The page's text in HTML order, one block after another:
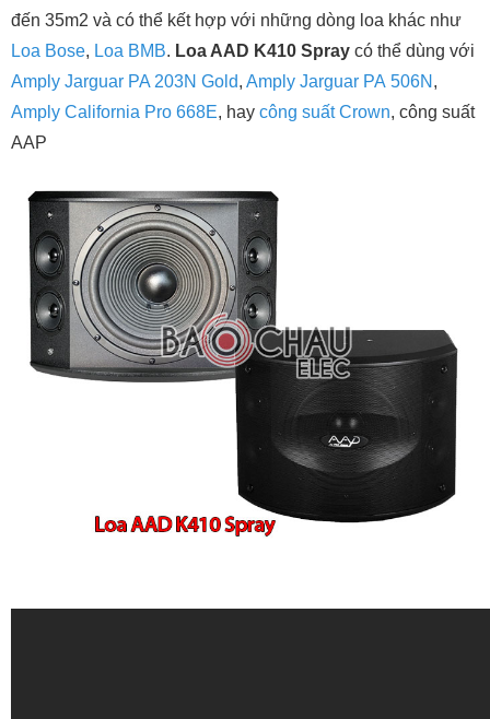
đến 35m2 và có thể kết hợp với những dòng loa khác như
Loa Bose, Loa BMB. Loa AAD K410 Spray có thể dùng với
Amply Jarguar PA 203N Gold, Amply Jarguar PA 506N ,
Amply California Pro 668E, hay công suất Crown, công suất
AAP